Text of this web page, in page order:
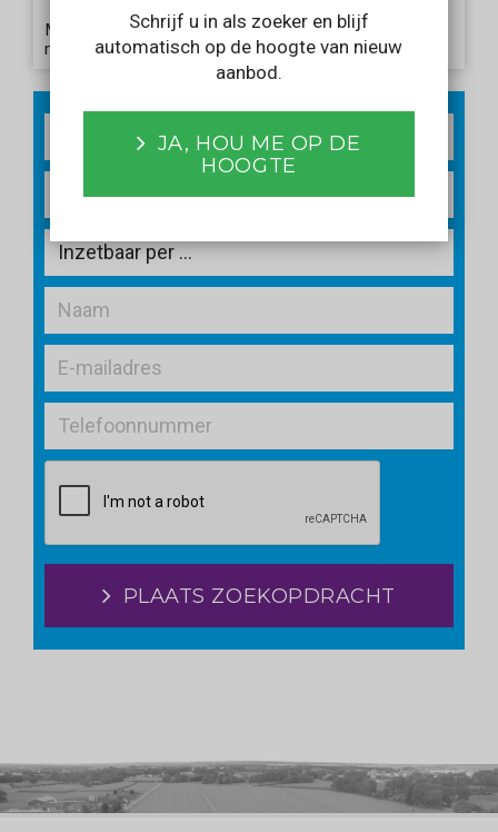
Met het verzenden van dit formulier gaat u akkoord
met onsprivacy statement.
PLAATS ZOEKOPDRACHT
Schrijf u in als zoeker en blijf
automatisch op de hoogte van nieuw
aanbod.
JA, HOU ME OP DE
HOOGTE